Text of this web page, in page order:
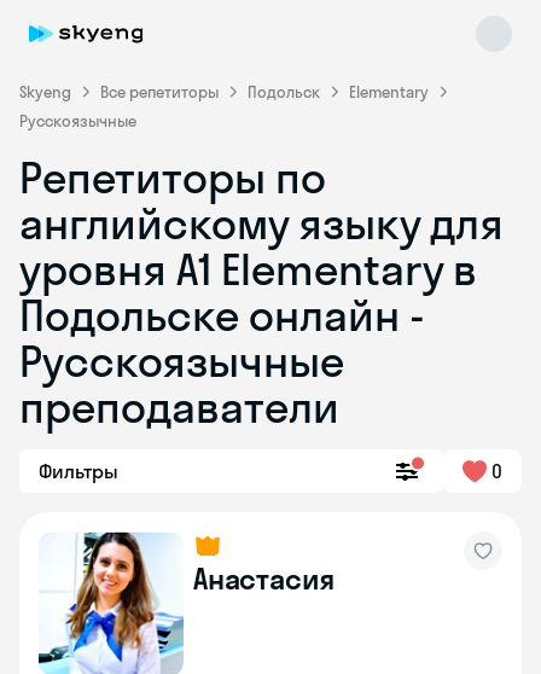
Skyeng Все репетиторы Подольск
Elementary
Русскоязычные
Репетиторы по
английскому языку для
уровня A1 Elementary в
Подольске онлайн -
Русскоязычные
преподаватели
Фильтры 0
Анастасия
Skyeng Chat
online